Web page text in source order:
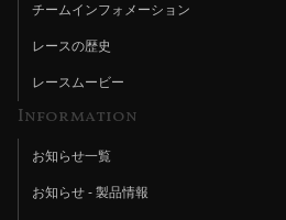
チームインフォメーション
レースの歴史
レースムービー
Information
お知らせ一覧
お知らせ - 製品情報